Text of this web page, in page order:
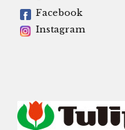
Facebook
Instagram